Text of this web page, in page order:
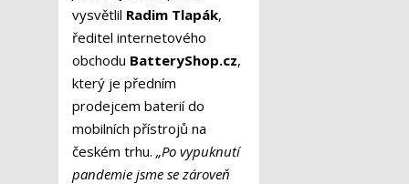
vysvětlil Radim Tlapák,
ředitel internetového
obchodu BatteryShop.cz,
který je předním
prodejcem baterií do
mobilních přístrojů na
českém trhu. „Po vypuknutí
pandemie jsme se zároveň